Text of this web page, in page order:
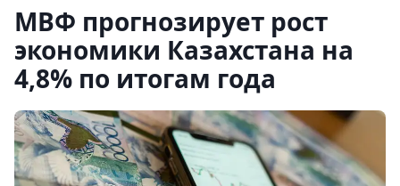
МВФ прогнозирует рост
экономики Казахстана на
4,8% по итогам года